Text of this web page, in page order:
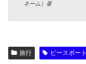
ネーム）著
旅行 ピースボート